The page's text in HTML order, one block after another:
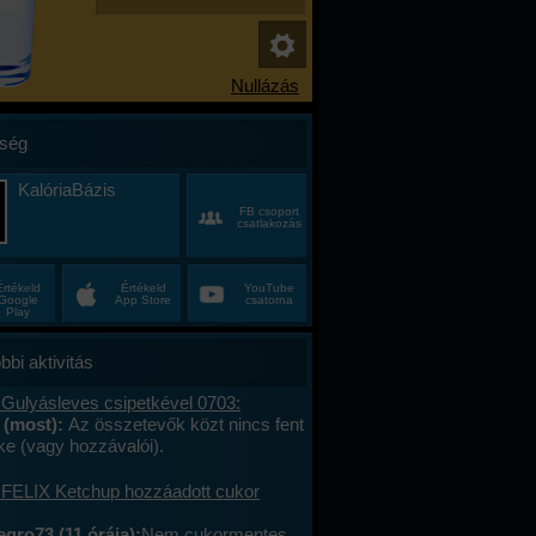
KalóriaBázis
FB csoport
csatlakozás
Play
Értékeld
App Store
YouTube
csatorna
aktivitás
csipetkével 0703:
Az összetevők közt nincs fent
(vagy hozzávalói).
Ketchup hozzáadott cukor